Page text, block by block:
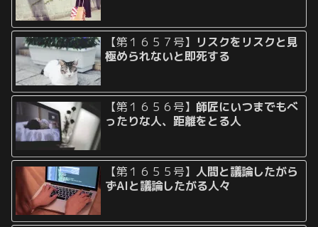
【第１６５７号】 リスクをリスクと見
極められないと即死する
【第１６５６号】 師匠にいつまでもべ
ったりな人、距離をとる人
【第１６５５号】人間と議論したがら
ずAIと議論したがる人々